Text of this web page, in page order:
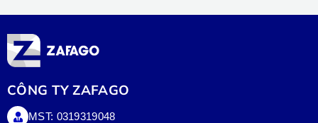
CÔNG TY ZAFAGO
MST: 0319319048